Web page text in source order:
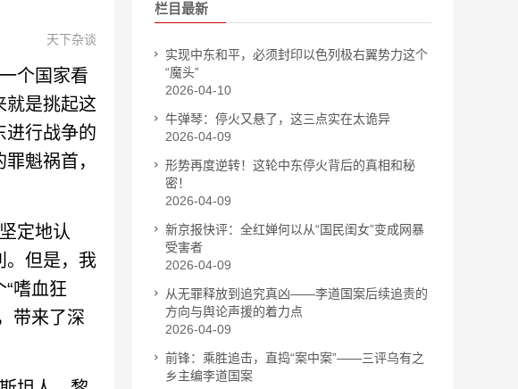
天下杂谈
个国家看
就是挑起这
进行战争的
魁祸首，
定地认
。但是，我
嗜血狂
带来了深
栏目最新
实现中东和平，必须封印以色列极右翼势力这个
“魔头”
2026-04-10
牛弹琴：停火又悬了，这三点实在太诡异
2026-04-09
形势再度逆转！这轮中东停火背后的真相和秘
密！
2026-04-09
新京报快评：全红婵何以从“国民闺女”变成网暴
受害者
2026-04-09
从无罪释放到追究真凶——李道国案后续追责的
方向与舆论声援的着力点
2026-04-09
前锋：乘胜追击，直捣“案中案”——三评乌有之
乡主编李道国案